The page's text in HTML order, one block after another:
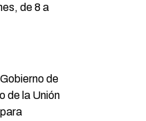
de 8 a
de
de la Unión